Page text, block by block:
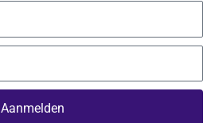
Aanmelden